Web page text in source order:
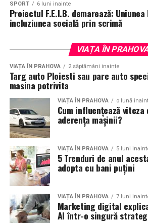
SPORT 6 luni inainte
Proiectul F.E.I.B. demarează:
incluziunea socială prin scrimă
VIAȚA ÎN
VIAȚA ÎN PRAHOVA 2 săptămâni inainte
Targ auto Ploiesti sau parc auto
masina potrivita
VIAȚA ÎN PRAHOVA o lună
Cum influențează viteza
aderența mașinii?
VIAȚA ÎN PRAHOVA 5 luni
5 Trenduri de anul
adopta cu bani puțini
VIAȚA ÎN PRAHOVA 7 luni
Marketing digital
AI într-o singură